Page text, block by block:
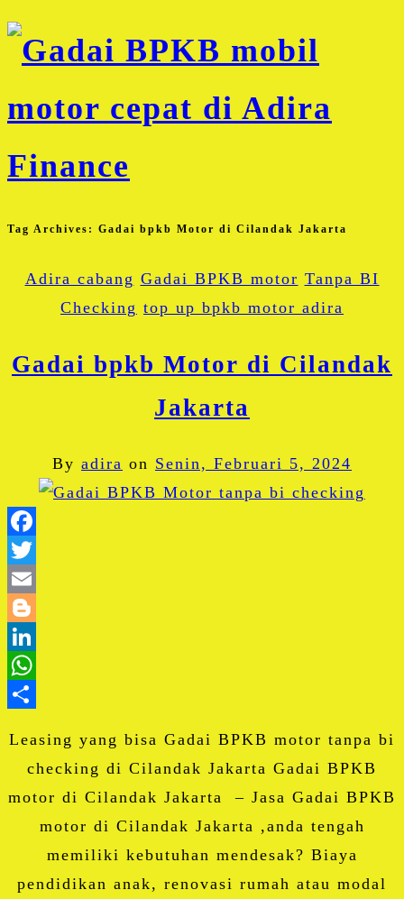
Tag Archives: Gadai bpkb Motor di Cilandak Jakarta
Adira cabang Gadai BPKB motor Tanpa BI
Checking top up bpkb motor adira
Gadai bpkb Motor di Cilandak
Jakarta
By adira on Senin, Februari 5, 2024
Leasing yang bisa Gadai BPKB motor tanpa bi
checking di Cilandak Jakarta Gadai BPKB
motor di Cilandak Jakarta – Jasa Gadai BPKB
motor di Cilandak Jakarta ,anda tengah
memiliki kebutuhan mendesak? Biaya
pendidikan anak, renovasi rumah atau modal